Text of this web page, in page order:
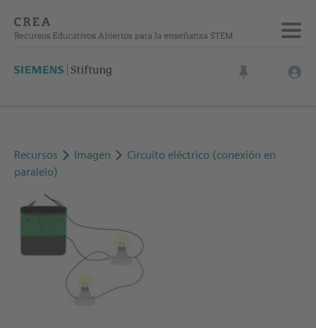
Recursos Imagen
Circuito eléctrico (conexión en
paralelo)